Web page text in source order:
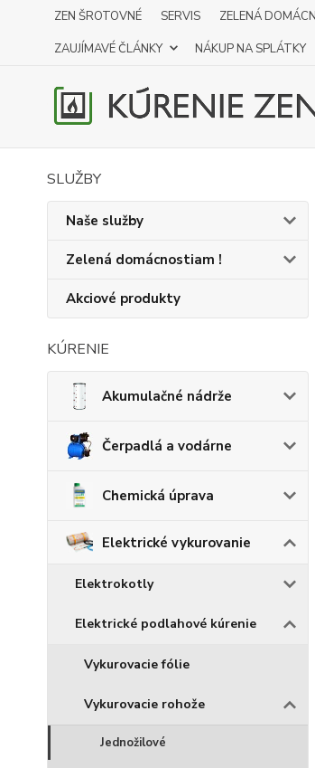
ZEN ŠROTOVNÉ SERVIS ZELENÁ
ZAUJÍMAVÉ ČLÁNKY
NÁKUP NA SPLÁTKY
SLUŽBY
Naše služby
Zelená domácnostiam !
Akciové produkty
KÚRENIE
Akumulačné nádrže
Čerpadlá a vodárne
Chemická úprava
Elektrické vykurovanie
Elektrokotly
Elektrické podlahové kúrenie
Vykurovacie fólie
Vykurovacie rohože
Jednožilové